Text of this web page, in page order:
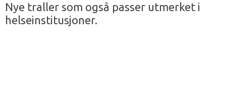
Nye traller som også passer utmerket i
helseinstitusjoner.